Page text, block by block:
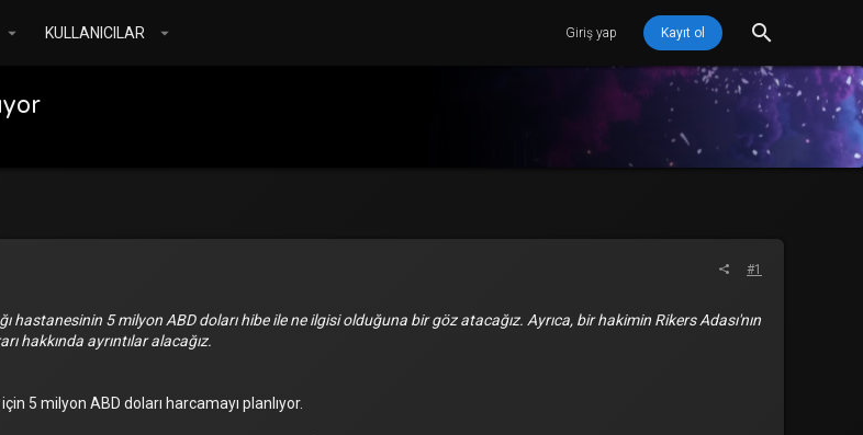
KULLANICILAR Giriş yap Kayıt ol
#1
5 milyon ABD doları hibe ile ne ilgisi olduğuna bir göz atacağız. Ayrıca, bir hakimin Rikers Adası'nın
hakkında ayrıntılar alacağız.
5 milyon ABD doları harcamayı planlıyor.